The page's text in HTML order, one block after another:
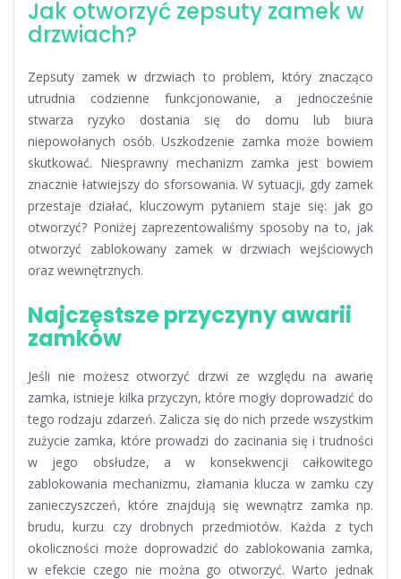
Jak otworzyć zepsuty zamek w
drzwiach?
Zepsuty zamek w drzwiach to problem, który znacząco
utrudnia codzienne funkcjonowanie, a jednocześnie
stwarza ryzyko dostania się do domu lub biura
niepowołanych osób. Uszkodzenie zamka może bowiem
skutkować. Niesprawny mechanizm zamka jest bowiem
znacznie łatwiejszy do sforsowania. W sytuacji, gdy zamek
przestaje działać, kluczowym pytaniem staje się: jak go
otworzyć? Poniżej zaprezentowaliśmy sposoby na to, jak
otworzyć zablokowany zamek w drzwiach wejściowych
oraz wewnętrznych.
Najczęstsze przyczyny awarii
zamków
Jeśli nie możesz otworzyć drzwi ze względu na awarię
zamka, istnieje kilka przyczyn, które mogły doprowadzić do
tego rodzaju zdarzeń. Zalicza się do nich przede wszystkim
zużycie zamka, które prowadzi do zacinania się i trudności
w jego obsłudze, a w konsekwencji całkowitego
zablokowania mechanizmu, złamania klucza w zamku czy
zanieczyszczeń, które znajdują się wewnątrz zamka np.
brudu, kurzu czy drobnych przedmiotów. Każda z tych
okoliczności może doprowadzić do zablokowania zamka,
w efekcie czego nie można go otworzyć. Warto jednak